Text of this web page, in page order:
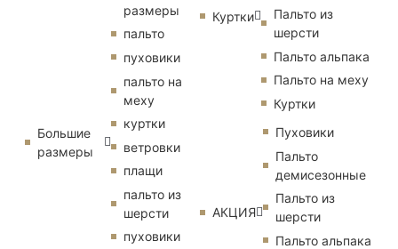
Большие
размеры
размеры
пальто
пуховики
пальто на
меху
куртки
ветровки
плащи
пальто из
шерсти
пуховики
Куртки
Пальто из
шерсти
Пальто альпака
Пальто на меху
Куртки
АКЦИЯ
Пуховики
Пальто
демисезонные
Пальто из
шерсти
Пальто альпака